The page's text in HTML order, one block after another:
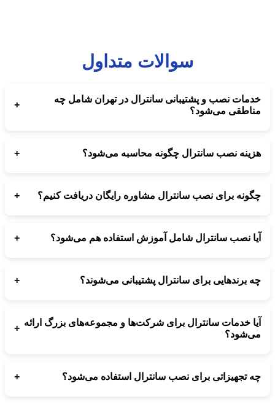
سوالات متداول
خدمات نصب و پشتیبانی سانترال در تهران شامل چه
مناطقی می‌شود؟
تحت شبکه توسط مجموعه ارتباط‌ساز پوشش داده می‌شود.
هزینه نصب سانترال چگونه محاسبه می‌شود؟
تعداد داخلی‌ها و نوع کابل‌کشی دارد و پس از بررسی کارشناسی تعیین
می‌شود.
چگونه برای نصب سانترال مشاوره رایگان دریافت کنیم؟
ارتباط‌ساز شما را برای انتخاب بهترین مدل سانترال و برآورد هزینه
راهنمایی کنند.
آیا نصب سانترال شامل آموزش استفاده هم می‌شود؟
چه برندهایی برای سانترال پشتیبانی می‌شوند؟
پشتیبانی می‌شوند.
آیا خدمات سانترال برای شرکت‌ها و مجموعه‌های بزرگ ارائه
می‌شود؟
+
چه تجهیزاتی برای نصب سانترال استفاده می‌شود؟